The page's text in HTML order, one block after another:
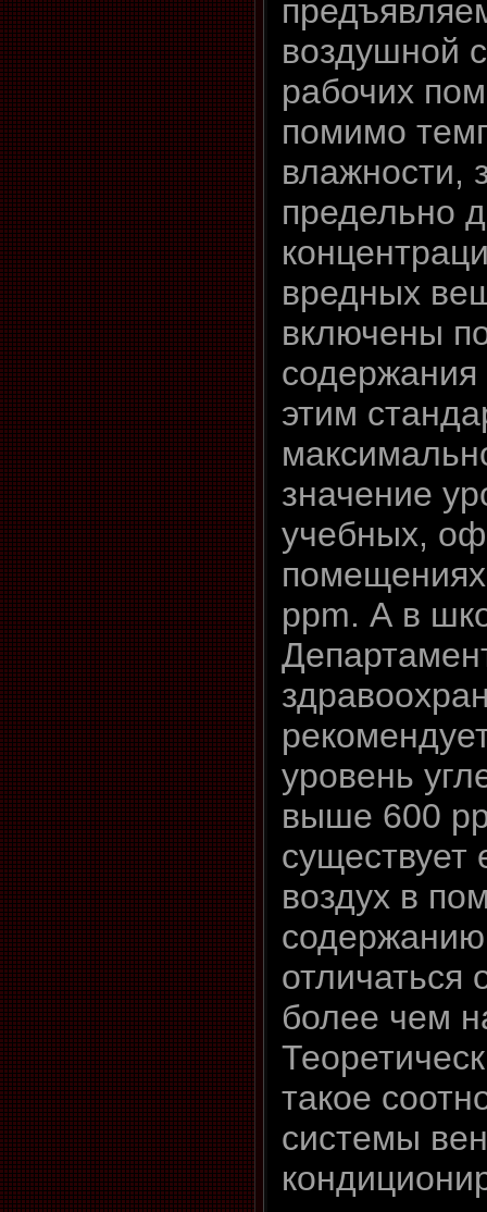
воздушной
рабочих
помимо
влажности,
предельно
вредных
включены
этим
значение
учебных,
ppm. А в
уровень
выше 600
воздух в
отличаться
более чем
такое
системы